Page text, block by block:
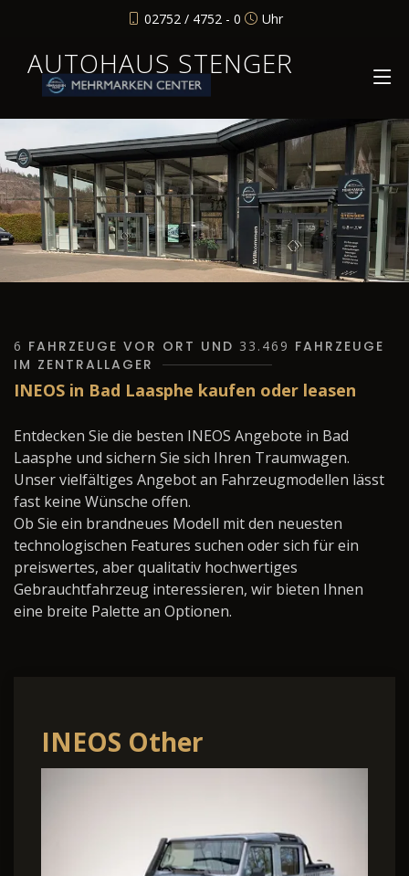
02752 / 4752 - 0 Uhr
AUTOHAUS STENGER
6 FAHRZEUGE VOR ORT UND 33.469 FAHRZEUGE
IM ZENTRALLAGER
INEOS in Bad Laasphe kaufen oder leasen
Entdecken Sie die besten INEOS Angebote in Bad
Laasphe und sichern Sie sich Ihren Traumwagen.
Unser vielfältiges Angebot an Fahrzeugmodellen lässt
fast keine Wünsche offen.
Ob Sie ein brandneues Modell mit den neuesten
technologischen Features suchen oder sich für ein
preiswertes, aber qualitativ hochwertiges
Gebrauchtfahrzeug interessieren, wir bieten Ihnen
eine breite Palette an Optionen.
INEOS Other
Quartermaster
AWD*AHK*Navi*